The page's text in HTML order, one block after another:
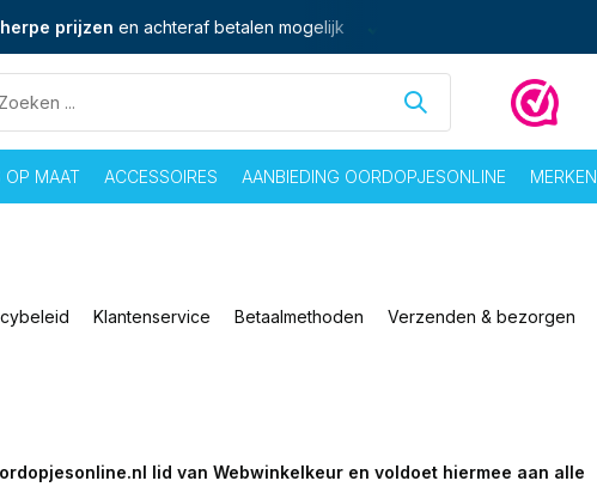
prijzen en achteraf betalen mogelijk
OP MAAT ACCESSOIRES AANBIEDING OORDOPJESONLINE MERKEN
Klantenservice Betaalmethoden
Verzenden & bezorgen
lid van Webwinkelkeur en voldoet hiermee aan alle